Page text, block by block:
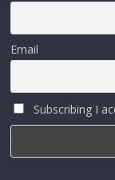
Email
Subscribing I